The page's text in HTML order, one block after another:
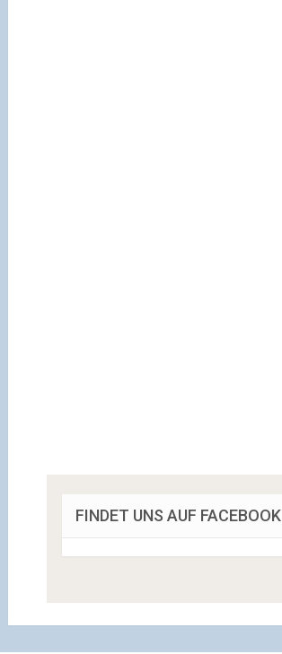
FINDET UNS AUF FACEBOOK